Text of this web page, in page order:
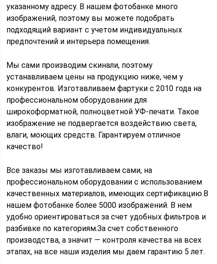
указанному адресу. В нашем фотобанке много
изображений, поэтому вы можете подобрать
подходящий вариант с учетом индивидуальных
предпочтений и интерьера помещения.
Мы сами производим скинали, поэтому
устанавливаем цены на продукцию ниже, чем у
конкурентов. Изготавливаем фартуки с 2010 года на
профессиональном оборудовании для
широкоформатной, полноцветной УФ-печати. Такое
изображение не подвергается воздействию света,
влаги, моющих средств. Гарантируем отличное
качество!
Все заказы мы изготавливаем сами, на
профессиональном оборудовании с использованием
качественных материалов, имеющих сертификацию.В
нашем фотобанке более 5000 изображений. В нем
удобно ориентироваться за счет удобных фильтров и
разбивке по категориям.За счет собственного
производства, а значит — контроля качества на всех
этапах, на все наши изделия мы даем гарантию 5 лет.